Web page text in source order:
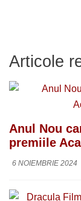
Articole
Anul Nou
premiile
6 NOIEMBRIE 2024